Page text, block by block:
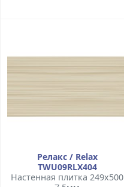
Релакс / Relax
TWU09RLX404
Настенная плитка 249x500